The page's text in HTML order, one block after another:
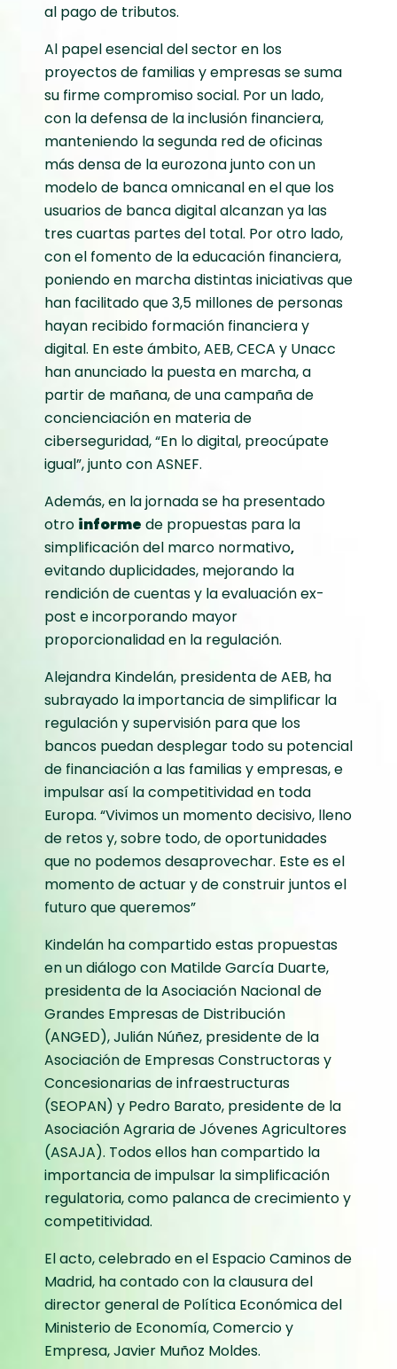
al pago de tributos.
Al papel esencial del sector en los
proyectos de familias y empresas se suma
su firme compromiso social. Por un lado,
con la defensa de la inclusión financiera,
manteniendo la segunda red de oficinas
más densa de la eurozona junto con un
modelo de banca omnicanal en el que los
usuarios de banca digital alcanzan ya las
tres cuartas partes del total. Por otro lado,
con el fomento de la educación financiera,
poniendo en marcha distintas iniciativas que
han facilitado que 3,5 millones de personas
hayan recibido formación financiera y
digital. En este ámbito, AEB, CECA y Unacc
han anunciado la puesta en marcha, a
partir de mañana, de una campaña de
concienciación en materia de
ciberseguridad, “En lo digital, preocúpate
igual”, junto con ASNEF.
Además, en la jornada se ha presentado
otro informe de propuestas para la
simplificación del marco normativo,
evitando duplicidades, mejorando la
rendición de cuentas y la evaluación ex-
post e incorporando mayor
proporcionalidad en la regulación.
Alejandra Kindelán, presidenta de AEB, ha
subrayado la importancia de simplificar la
regulación y supervisión para que los
bancos puedan desplegar todo su potencial
de financiación a las familias y empresas, e
impulsar así la competitividad en toda
Europa. “Vivimos un momento decisivo, lleno
de retos y, sobre todo, de oportunidades
que no podemos desaprovechar. Este es el
momento de actuar y de construir juntos el
futuro que queremos”
Kindelán ha compartido estas propuestas
en un diálogo con Matilde García Duarte,
presidenta de la Asociación Nacional de
Grandes Empresas de Distribución
(ANGED), Julián Núñez, presidente de la
Asociación de Empresas Constructoras y
Concesionarias de infraestructuras
(SEOPAN) y Pedro Barato, presidente de la
Asociación Agraria de Jóvenes Agricultores
(ASAJA). Todos ellos han compartido la
importancia de impulsar la simplificación
regulatoria, como palanca de crecimiento y
competitividad.
El acto, celebrado en el Espacio Caminos de
Madrid, ha contado con la clausura del
director general de Política Económica del
Ministerio de Economía, Comercio y
Empresa, Javier Muñoz Moldes.